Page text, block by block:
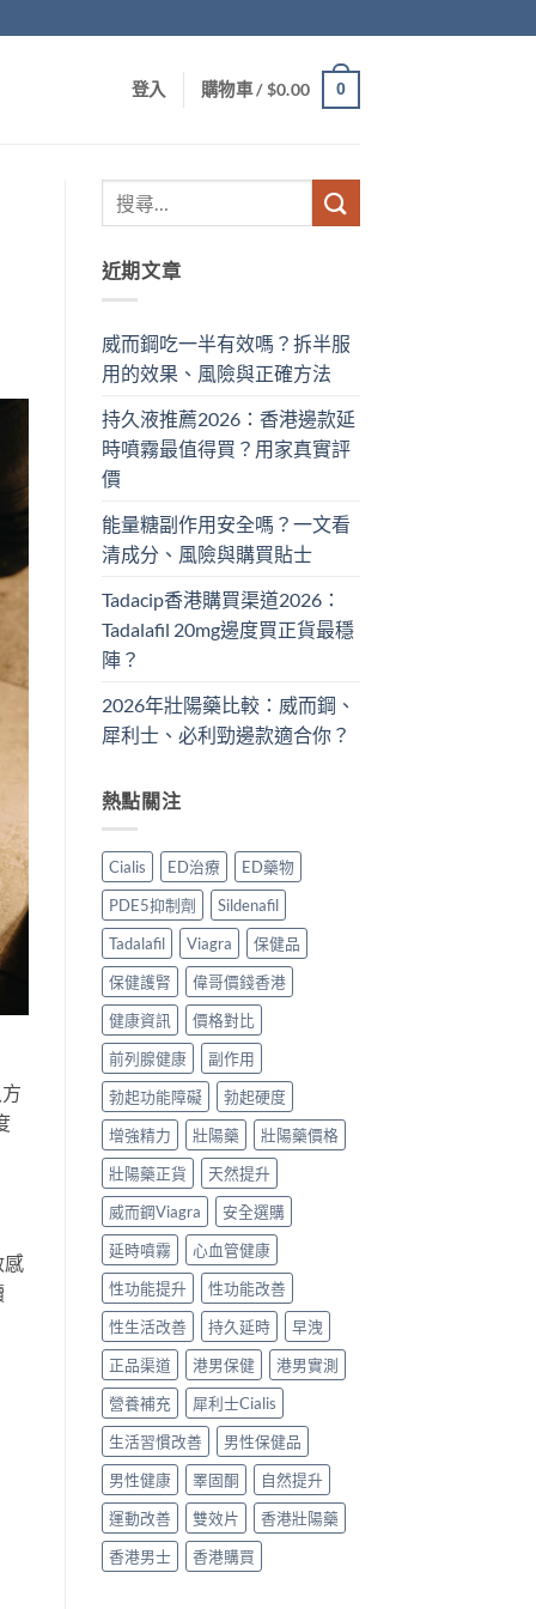
登入 購物車 /$0.00 0
感
近期文章
威而鋼吃一半有效嗎？拆半服
用的效果、風險與正確方法
持久液推薦2026：香港邊款延
時噴霧最值得買？用家真實評
價
能量糖副作用安全嗎？一文看
清成分、風險與購買貼士
Tadacip香港購買渠道2026：
Tadalafil 20mg邊度買正貨最穩
陣？
2026年壯陽藥比較：威而鋼、
犀利士、必利勁邊款適合你？
熱點關注
Cialis ED治療
ED藥物
PDE5抑制劑
Sildenafil
Tadalafil
Viagra
保健品
保健護腎
偉哥價錢香港
健康資訊
價格對比
前列腺健康
副作用
勃起功能障礙
勃起硬度
增強精力
壯陽藥
壯陽藥價格
壯陽藥正貨
天然提升
威而鋼Viagra
安全選購
延時噴霧
心血管健康
性功能提升
性功能改善
性生活改善
持久延時
早洩
正品渠道
港男保健
港男實測
營養補充
犀利士Cialis
生活習慣改善
男性保健品
男性健康
睪固酮
自然提升
運動改善
雙效片
香港壯陽藥
香港男士
香港購買